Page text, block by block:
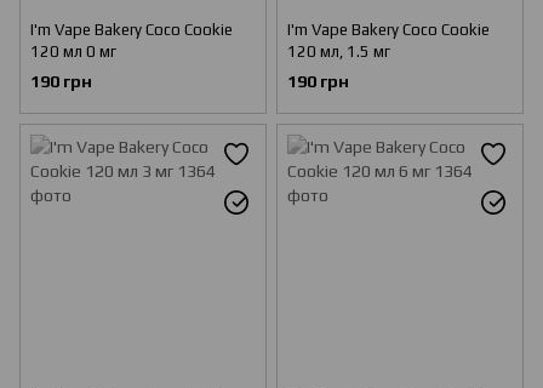
I'm Vape Bakery Coco Cookie
120 мл 0 мг
190 грн
I'm Vape Bakery Coco Cookie
120 мл, 1.5 мг
190 грн